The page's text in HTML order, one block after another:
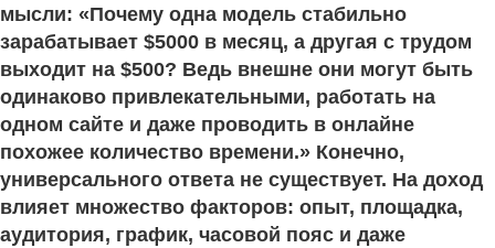
мысли: «Почему одна модель стабильно
зарабатывает $5000 в месяц, а другая с трудом
выходит на $500? Ведь внешне они могут быть
одинаково привлекательными, работать на
одном сайте и даже проводить в онлайне
похожее количество времени.» Конечно,
универсального ответа не существует. На доход
влияет множество факторов: опыт, площадка,
аудитория, график, часовой пояс и даже